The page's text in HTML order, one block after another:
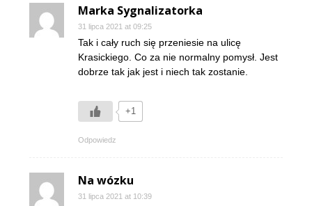
Marka Sygnalizatorka
31 lipca 2021 at 09:25
Tak i cały ruch się przeniesie na ulicę
Krasickiego. Co za nie normalny pomysł. Jest
dobrze tak jak jest i niech tak zostanie.
+1
Odpowiedz
Na wózku
31 lipca 2021 at 10:39